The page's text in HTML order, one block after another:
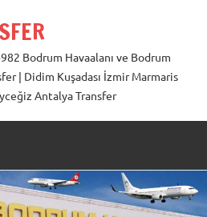
Bodrum Havaalanı ve Bodrum
| Didim Kuşadası İzmir Marmaris
Antalya Transfer